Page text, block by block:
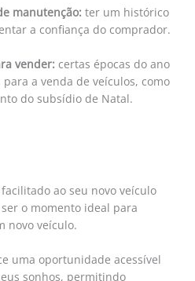
manutenção: ter um histórico
a confiança do comprador.
vender: certas épocas do ano
a venda de veículos, como
do subsídio de Natal.
ao seu novo veículo
o momento ideal para
novo veículo.
uma oportunidade acessível
sonhos, permitindo